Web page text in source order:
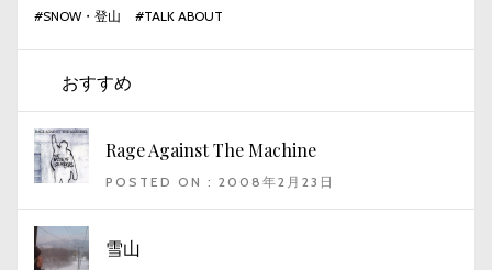
#SNOW・登山 #TALK ABOUT
おすすめ
Rage Against The Machine
POSTED ON : 2008年2月23日
雪山